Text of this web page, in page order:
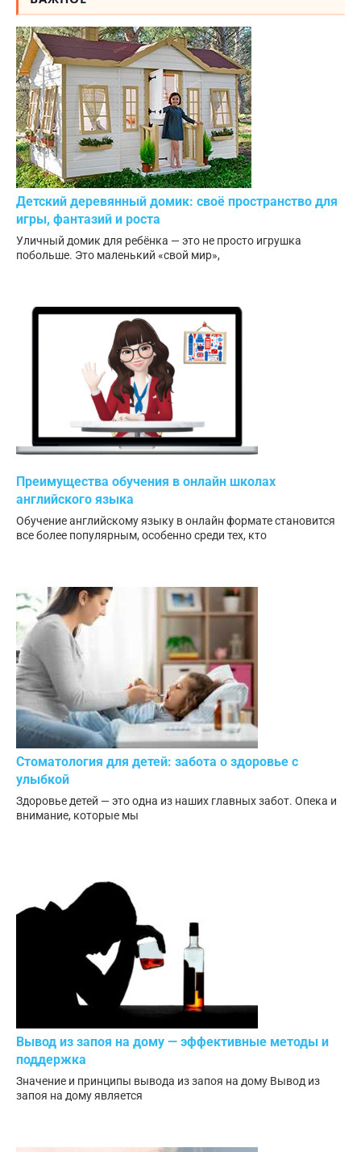
Детский деревянный домик: своё пространство для
игры, фантазий и роста
Уличный домик для ребёнка — это не просто игрушка
побольше. Это маленький «свой мир»,
Преимущества обучения в онлайн школах
английского языка
Обучение английскому языку в онлайн формате становится
все более популярным, особенно среди тех, кто
Стоматология для детей: забота о здоровье с
улыбкой
Здоровье детей — это одна из наших главных забот. Опека и
внимание, которые мы
Вывод из запоя на дому — эффективные методы и
поддержка
Значение и принципы вывода из запоя на дому Вывод из
запоя на дому является